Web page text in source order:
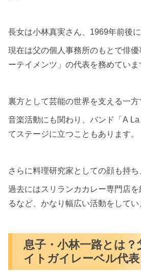
長女は小林真実さん、1969年前後に
現在は父の個人事務所のもとで俳
ーテイメンツ」の代表を務めていま
裏方として芸能の世界を支える一方
音楽活動にも関わり、バンド「A La
てステージに立つこともあります。
さらに料理研究家としての顔も持ち
過去にはスリランカカレー専門店
るなど、かなり幅広い活動をしてい
息子・小林一路とは
イトガイレーベル代表